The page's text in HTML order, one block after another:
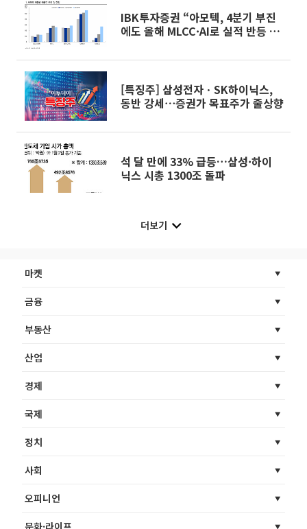
IBK투자증권 “아모텍, 4분기 부진
에도 올해 MLCC·AI로 실적 반등 기
[특징주] 삼성전자ㆍSK하이닉스,
동반 강세⋯증권가 목표주가 줄상향
석 달 만에 33% 급등…삼성·하이
닉스 시총 1300조 돌파
더보기
마켓
금융
부동산
산업
경제
국제
정치
사회
오피니언
문화·라이프